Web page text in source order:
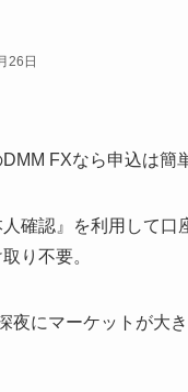
26日
FXなら申込は簡
人確認』を利用して
り不要。
夜にマーケットが大